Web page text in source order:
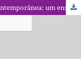
Albas e antilogias da poesia brasileira contemporânea: um ensaio sobre Orides Fontela e Sebastião Uchoa Leite